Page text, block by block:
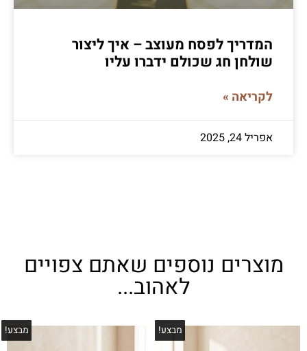
המדריך לפסח מעוצב – איך ליצור
שולחן חג שכולם ידברו עליו
לקריאה »
אפריל 24, 2025
מוצרים נוספים שאתם צפויים
לאהוב...
מבצע! מבצע!